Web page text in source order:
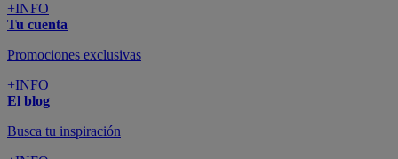
+INFO
Tu cuenta
Promociones exclusivas
+INFO
El blog
Busca tu inspiración